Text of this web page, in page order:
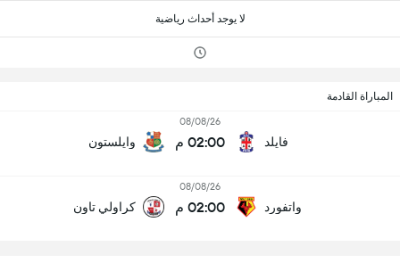
لا يوجد أحداث رياضية
المباراة القادمة
فايلد
08/08/26
02:00 م وايلستون
واتفورد
08/08/26
02:00 م كراولي تاون